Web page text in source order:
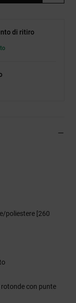
di ritiro
poliestere [260
con punte